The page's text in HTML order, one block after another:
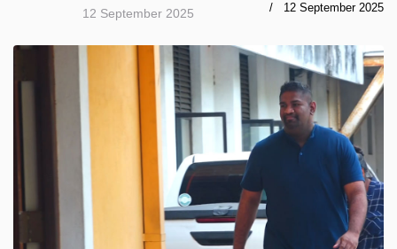
12 September 2025 12 September 2025